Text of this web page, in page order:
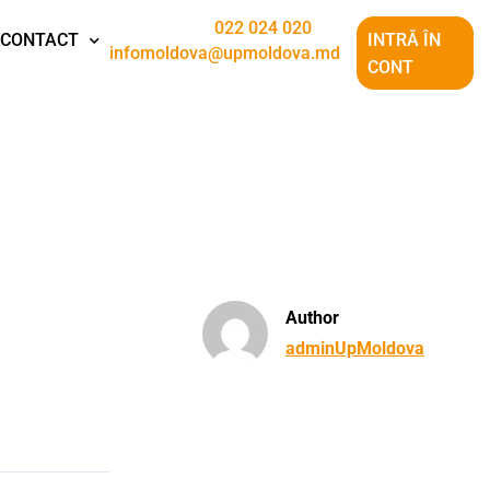
CONTACT
022 024 020
infomoldova@upmoldova.md
INTRĂ ÎN
CONT
Author
adminUpMoldova